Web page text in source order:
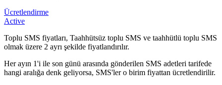
Ücretlendirme
Active
Toplu SMS fiyatları, Taahhütsüz toplu SMS ve taahhütlü toplu SMS
olmak üzere 2 ayrı şekilde fiyatlandırılır.
Her ayın 1'i ile son günü arasında gönderilen SMS adetleri tarifede
hangi aralığa denk geliyorsa, SMS'ler o birim fiyattan ücretlendirilir.